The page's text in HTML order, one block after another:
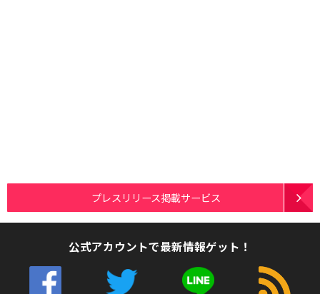
プレスリリース掲載サービス
公式アカウントで最新情報ゲット！